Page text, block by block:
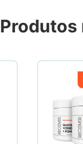
Produtos